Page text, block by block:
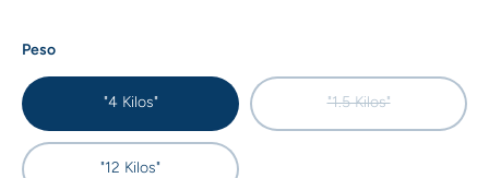
Peso
"4 Kilos" "1.5 Kilos"
"12 Kilos"